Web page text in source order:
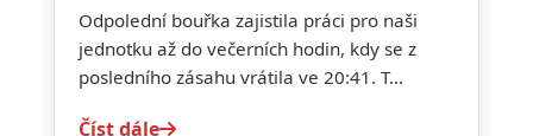
Odpolední bouřka zajistila práci pro naši
jednotku až do večerních hodin, kdy se z
posledního zásahu vrátila ve 20:41. T...
Číst dále